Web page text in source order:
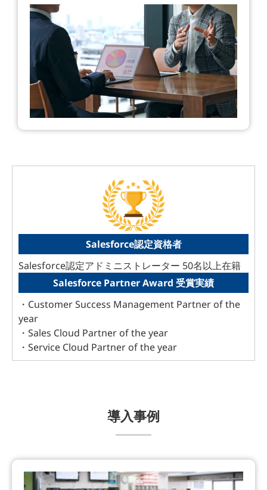
Salesforce認定資格者
Salesforce認定アドミニストレーター 50名以上在籍
Salesforce Partner Award 受賞実績
・Customer Success Management Partner of the
year
・Sales Cloud Partner of the year
・Service Cloud Partner of the year
導入事例